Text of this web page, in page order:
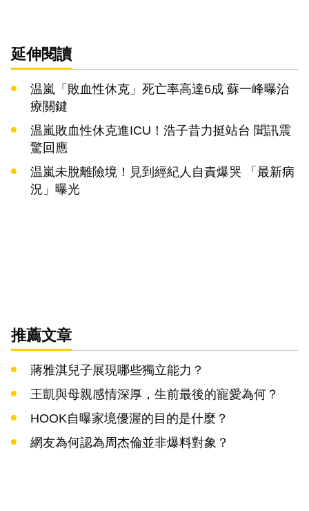
延伸閱讀
温嵐「敗血性休克」死亡率高達6成 蘇一峰曝治
療關鍵
温嵐敗血性休克進ICU！浩子昔力挺站台 聞訊震
驚回應
温嵐未脫離險境！見到經紀人自責爆哭 「最新病
況」曝光
推薦文章
蔣雅淇兒子展現哪些獨立能力？
王凱與母親感情深厚，生前最後的寵愛為何？
HOOK自曝家境優渥的目的是什麼？
網友為何認為周杰倫並非爆料對象？